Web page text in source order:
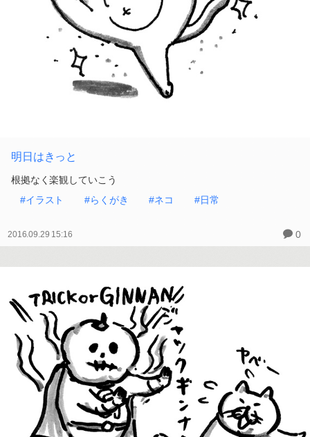
明日はきっと
根拠なく楽観していこう
#イラスト
#らくがき #ネコ #日常
2016.09.29 15:16 0